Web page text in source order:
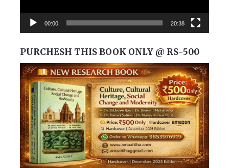
00:00 20:38
PURCHESH THIS BOOK ONLY @ RS-500